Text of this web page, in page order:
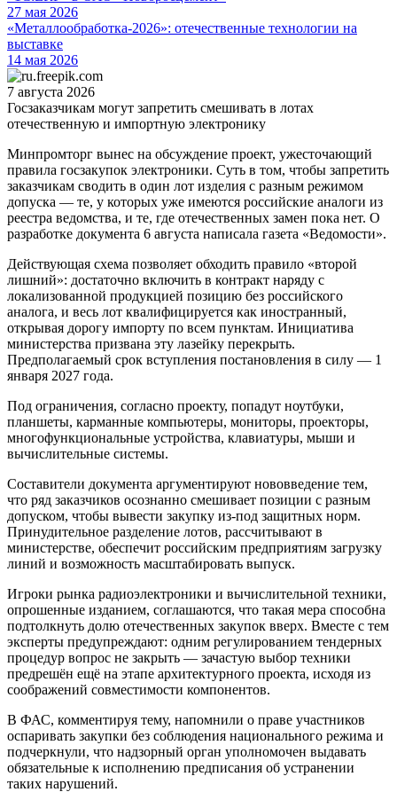
27 мая 2026
«Металлообработка-2026»: отечественные технологии на
выставке
14 мая 2026
7 августа 2026
Госзаказчикам могут запретить смешивать в лотах
отечественную и импортную электронику
Минпромторг вынес на обсуждение проект, ужесточающий
правила госзакупок электроники. Суть в том, чтобы запретить
заказчикам сводить в один лот изделия с разным режимом
допуска — те, у которых уже имеются российские аналоги из
реестра ведомства, и те, где отечественных замен пока нет. О
разработке документа 6 августа написала газета «Ведомости».
Действующая схема позволяет обходить правило «второй
лишний»: достаточно включить в контракт наряду с
локализованной продукцией позицию без российского
аналога, и весь лот квалифицируется как иностранный,
открывая дорогу импорту по всем пунктам. Инициатива
министерства призвана эту лазейку перекрыть.
Предполагаемый срок вступления постановления в силу — 1
января 2027 года.
Под ограничения, согласно проекту, попадут ноутбуки,
планшеты, карманные компьютеры, мониторы, проекторы,
многофункциональные устройства, клавиатуры, мыши и
вычислительные системы.
Составители документа аргументируют нововведение тем,
что ряд заказчиков осознанно смешивает позиции с разным
допуском, чтобы вывести закупку из-под защитных норм.
Принудительное разделение лотов, рассчитывают в
министерстве, обеспечит российским предприятиям загрузку
линий и возможность масштабировать выпуск.
Игроки рынка радиоэлектроники и вычислительной техники,
опрошенные изданием, соглашаются, что такая мера способна
подтолкнуть долю отечественных закупок вверх. Вместе с тем
эксперты предупреждают: одним регулированием тендерных
процедур вопрос не закрыть — зачастую выбор техники
предрешён ещё на этапе архитектурного проекта, исходя из
соображений совместимости компонентов.
В ФАС, комментируя тему, напомнили о праве участников
оспаривать закупки без соблюдения национального режима и
подчеркнули, что надзорный орган уполномочен выдавать
обязательные к исполнению предписания об устранении
таких нарушений.